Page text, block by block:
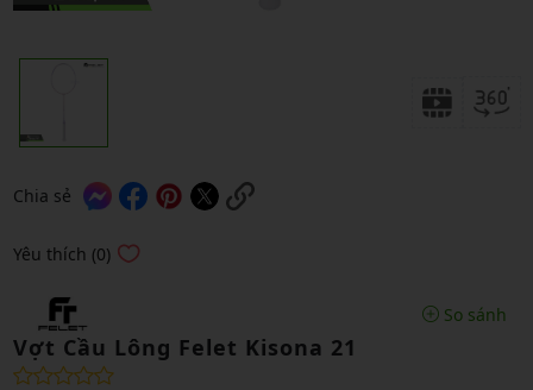
Chia sẻ
Yêu thích (0)
So sánh
Vợt Cầu Lông Felet Kisona 21